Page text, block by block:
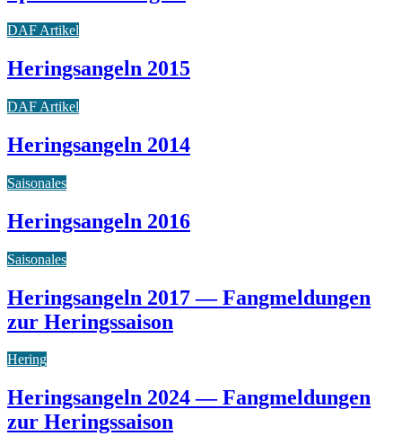
DAF Artikel
Heringsangeln 2015
DAF Artikel
Heringsangeln 2014
Saisonales
Heringsangeln 2016
Saisonales
Heringsangeln 2017 — Fangmeldungen
zur Heringssaison
Hering
Heringsangeln 2024 — Fangmeldungen
zur Heringssaison